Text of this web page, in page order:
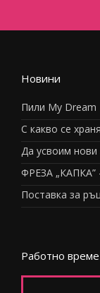
Новини
Пили My Dream
С какво се
Да усвоим нови
ФРЕЗА
Поставка за
Работно време